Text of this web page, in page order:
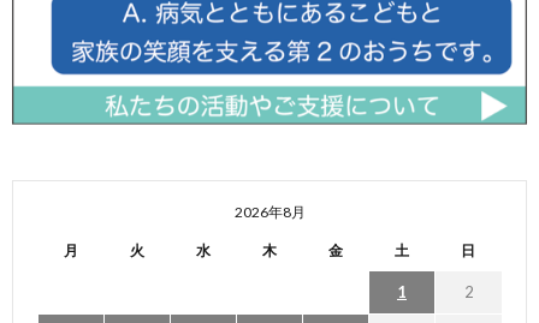
2026年8月
月 火 水 木 金 土 日
1 2